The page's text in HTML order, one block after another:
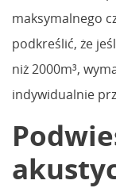
maksymalnego
podkreślić, że
niż 2000m³,
indywidualnie